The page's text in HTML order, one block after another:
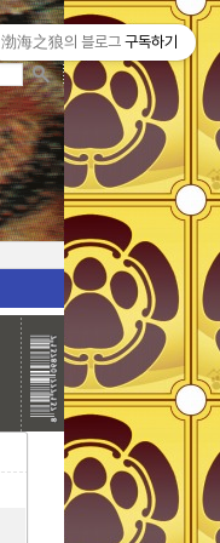
渤海之狼의 블로그 구독하기